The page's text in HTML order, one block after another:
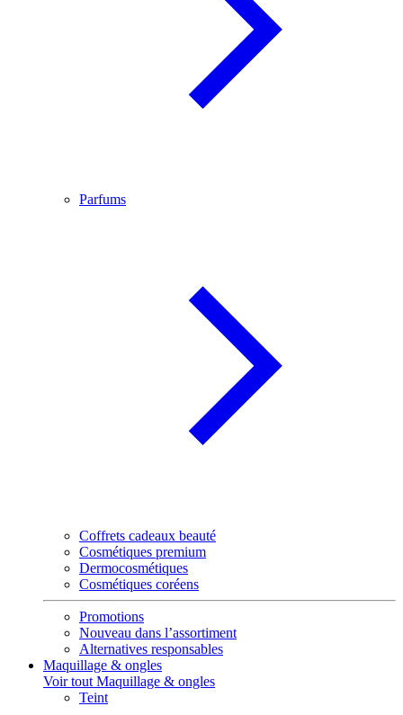
Parfums
Coffrets cadeaux beauté
Cosmétiques premium
Dermocosmétiques
Cosmétiques coréens
Promotions
Nouveau dans l’assortiment
Alternatives responsables
Maquillage & ongles
Voir tout Maquillage & ongles
Teint